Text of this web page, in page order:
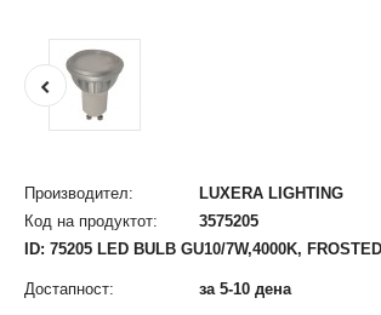
Производител:
LUXERA LIGHTING
Код на продуктот:
3575205
ID: 75205 LED BULB GU10/7W,4000K, FROSTED
Достапност: за 5-10 дена